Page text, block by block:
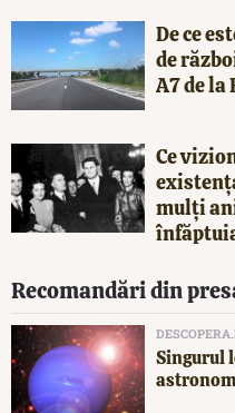
De ce
de
A7 de la
Ce
mulți
Recomandări din
Singurul